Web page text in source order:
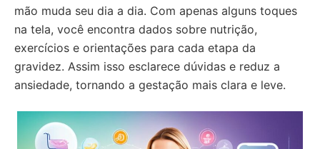
mão muda seu dia a dia. Com apenas alguns toques
na tela, você encontra dados sobre nutrição,
exercícios e orientações para cada etapa da
gravidez. Assim isso esclarece dúvidas e reduz a
ansiedade, tornando a gestação mais clara e leve.